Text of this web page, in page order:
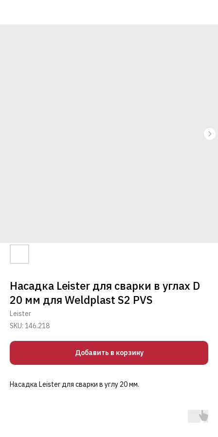
Насадка Leister для сварки в углах D
20 мм для Weldplast S2 PVS
Leister
SKU: 146.218
Добавить в корзину
Насадка Leister для сварки в углу 20 мм.